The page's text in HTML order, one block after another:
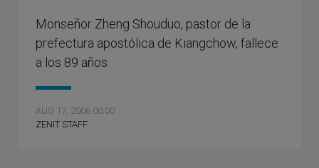
Monseñor Zheng Shouduo, pastor de la
prefectura apostólica de Kiangchow, fallece
a los 89 años
AUG 17, 2006 00:00
ZENIT STAFF